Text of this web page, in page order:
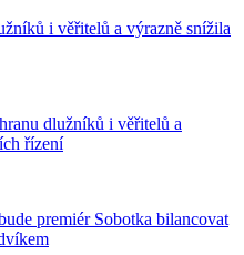
i věřitelů a výrazně snížila
dlužníků i věřitelů a
řízení
premiér Sobotka bilancovat